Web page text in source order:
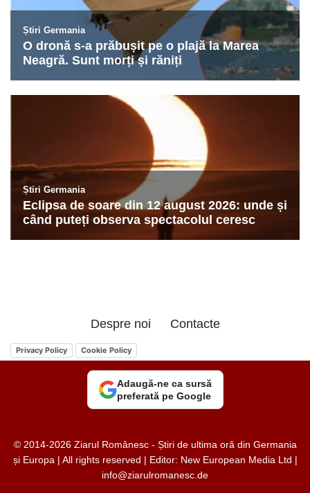
Despre noi Contacte
Privacy Policy Cookie Policy
Adaugă-ne ca sursă
preferată pe Google
© 2014-2026 Ziarul Românesc - Știri de ultima oră din Germania
și Europa | All rights reserved | Editor: New European Media Ltd |
info@ziarulromanesc.de